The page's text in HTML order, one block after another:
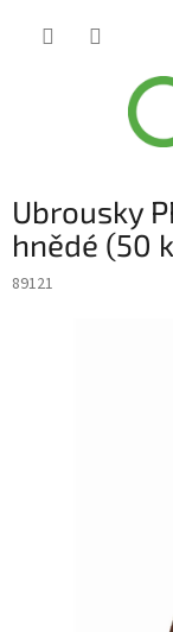
Ubrousky
hnědé (50
89121